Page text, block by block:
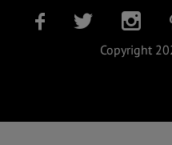
Copyright